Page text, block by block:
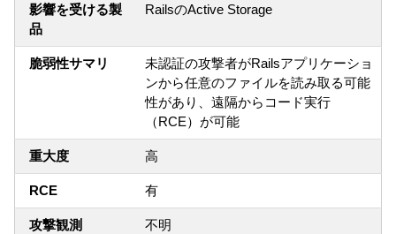
影響を受ける製
品
RailsのActive Storage
脆弱性サマリ
未認証の攻撃者がRailsアプリケーショ
ンから任意のファイルを読み取る可能
性があり、遠隔からコード実行
（RCE）が可能
重大度 高
RCE 有
攻撃観測 不明